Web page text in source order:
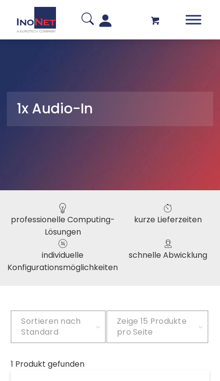
1x Audio-In
professionelle Computing-
Lösungen
kurze Lieferzeiten
individuelle
Konfigurationsmöglichkeiten
schnelle Abwicklung
Sortieren nach
Standard
Zeige 15 Produkte
pro Seite
1 Produkt gefunden